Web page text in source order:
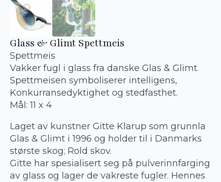
Glass & Glimt Spettmeis
Spettmeis
Vakker fugl i glass fra danske Glas & Glimt.
Spettmeisen symboliserer intelligens,
Konkurransedyktighet og stedfasthet.
Mål: 11 x 4
Laget av kunstner Gitte Klarup som grunnla
Glas & Glimt i 1996 og holder til i Danmarks
største skog; Rold skov.
Gitte har spesialisert seg på pulverinnfarging
av glass og lager de vakreste fugler. Hennes